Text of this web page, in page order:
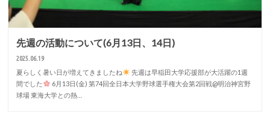
先週の活動について(6月13日、14日)
2025.06.19
夏らしく暑い日が増えてきましたね
先週は早稲田大学応援部が大活躍の1週
間でした
6月13日(金) 第74回全日本大学野球選手権大会第2回戦@明治神宮野
球場 東海大学との熱…